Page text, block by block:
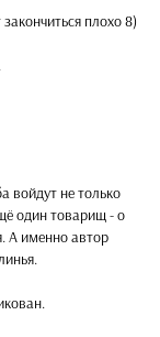
плохо 8)
войдут не только
один товарищ - о
А именно автор